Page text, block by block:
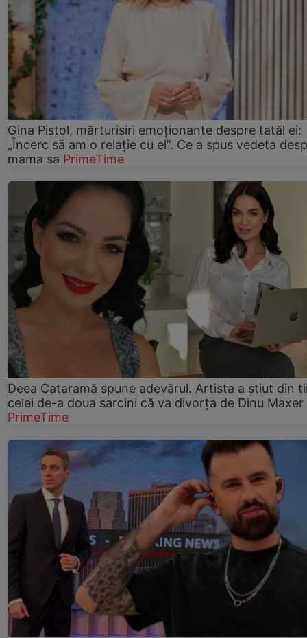
Gina Pistol, mărturisiri emoționante despre tatăl ei:
„Încerc să am o relație cu el”. Ce a spus vedeta
mama sa PrimeTime
Deea Cataramă spune adevărul. Artista a știut din
celei de-a doua sarcini că va divorța de Dinu Maxer
PrimeTime